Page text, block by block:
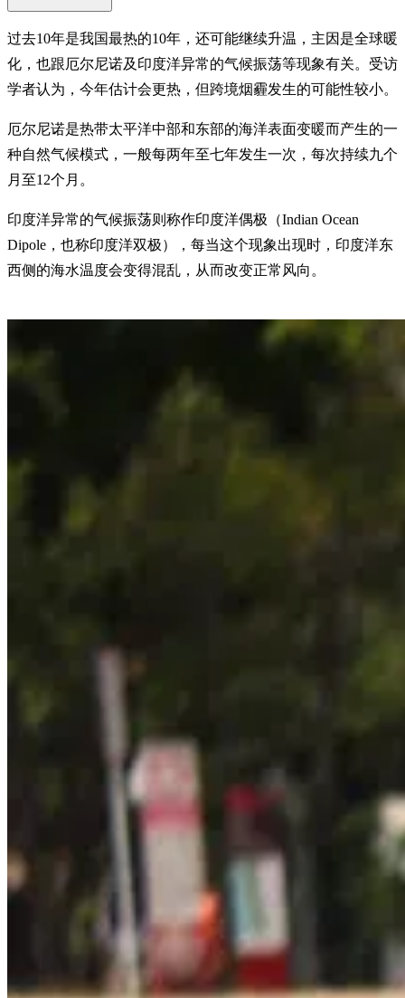
过去10年是我国最热的10年，还可能继续升温，主因是全球暖
化，也跟厄尔尼诺及印度洋异常的气候振荡等现象有关。受访
学者认为，今年估计会更热，但跨境烟霾发生的可能性较小。
厄尔尼诺是热带太平洋中部和东部的海洋表面变暖而产生的一
种自然气候模式，一般每两年至七年发生一次，每次持续九个
月至12个月。
印度洋异常的气候振荡则称作印度洋偶极（Indian Ocean
Dipole，也称印度洋双极），每当这个现象出现时，印度洋东
西侧的海水温度会变得混乱，从而改变正常风向。